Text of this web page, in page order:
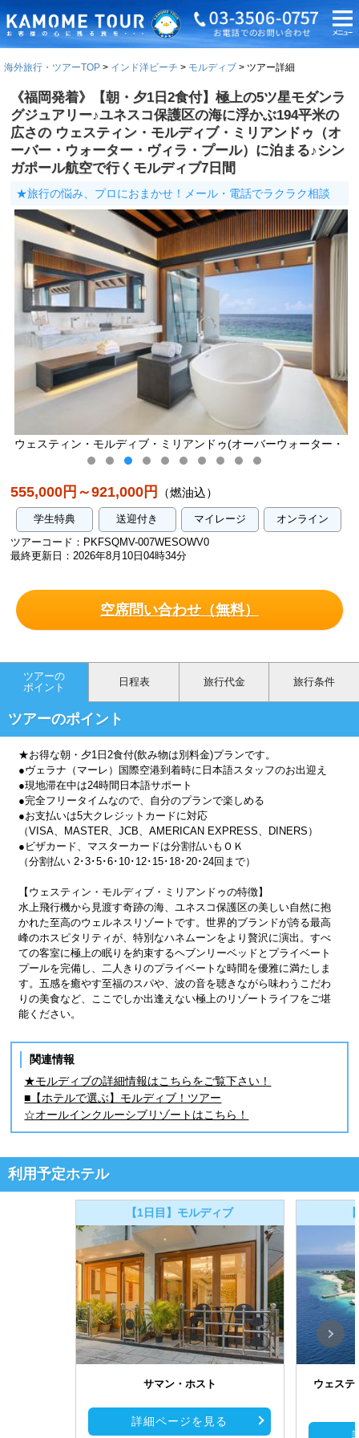
海外旅行・ツアーTOP インド洋ビーチ モルディブ ツアー詳細
《福岡発着》【朝・夕1日2食付】極上の5ツ星モダンラ
グジュアリー♪ユネスコ保護区の海に浮かぶ194平米の
広さの ウェスティン・モルディブ・ミリアンドゥ（オ
ーバー・ウォーター・ヴィラ・プール）に泊まる♪シン
ガポール航空で行くモルディブ7日間
★旅行の悩み、プロにおまかせ！メール・電話でラクラク相談
ンドゥ(オーバーウォーター・
ウェスティン・モルディブ・ミリア
555,000円～921,000円 （燃油込）
学生特典 送迎付き マイレージ
オンライン
ツアーコード：PKFSQMV-007WESOWV0
最終更新日：2026年8月10日04時34分
空席問い合わせ（無料）
ツアーの
ポイント
日程表 旅行代金 旅行条件
ツアーのポイント
★お得な朝・夕1日2食付(飲み物は別料金)プランです。
●ヴェラナ（マーレ）国際空港到着時に日本語スタッフのお出迎え
●現地滞在中は24時間日本語サポート
●完全フリータイムなので、自分のプランで楽しめる
●お支払いは5大クレジットカードに対応
（VISA、MASTER、JCB、AMERICAN EXPRESS、DINERS）
●ビザカード、マスターカードは分割払いもＯＫ
（分割払い 2･3･5･6･10･12･15･18･20･24回まで）
【ウェスティン・モルディブ・ミリアンドゥの特徴】
水上飛行機から見渡す奇跡の海、ユネスコ保護区の美しい自然に抱
かれた至高のウェルネスリゾートです。世界的ブランドが誇る最高
峰のホスピタリティが、特別なハネムーンをより贅沢に演出。すべ
ての客室に極上の眠りを約束するヘブンリーベッドとプライベート
プールを完備し、二人きりのプライベートな時間を優雅に満たしま
す。五感を癒やす至福のスパや、波の音を聴きながら味わうこだわ
りの美食など、ここでしか出逢えない極上のリゾートライフをご堪
能ください。
関連情報
★モルディブの詳細情報はこちらをご覧下さい！
■【ホテルで選ぶ】モルディブ！ツアー
☆オールインクルーシブリゾートはこちら！
利用予定ホテル
【1日目】モルディブ
サマン・ホスト
詳細ページを見る
ウェステ